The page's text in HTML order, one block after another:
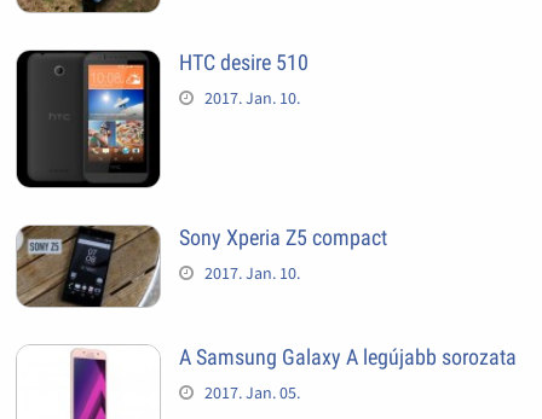
HTC desire 510
2017. Jan. 10.
Sony Xperia Z5 compact
2017. Jan. 10.
A Samsung Galaxy A legújabb sorozata
2017. Jan. 05.